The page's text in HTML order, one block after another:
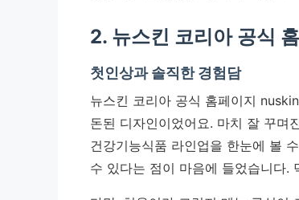
2. 뉴스킨 코리아 공식
첫인상과 솔직한 경험담
뉴스킨 코리아 공식 홈페이지
돈된 디자인이었어요. 마치 잘 꾸며
건강기능식품 라인업을 한눈에 볼
수 있다는 점이 마음에 들었습니다.